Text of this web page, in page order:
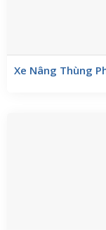
Xe Nâng Thùng